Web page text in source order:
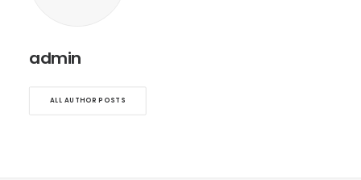
admin
ALL AUTHOR POSTS